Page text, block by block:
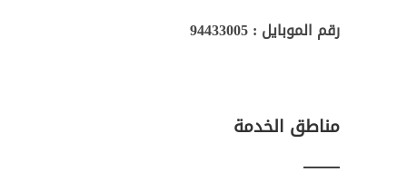
رقم الموبايل : 94433005
مناطق الخدمة